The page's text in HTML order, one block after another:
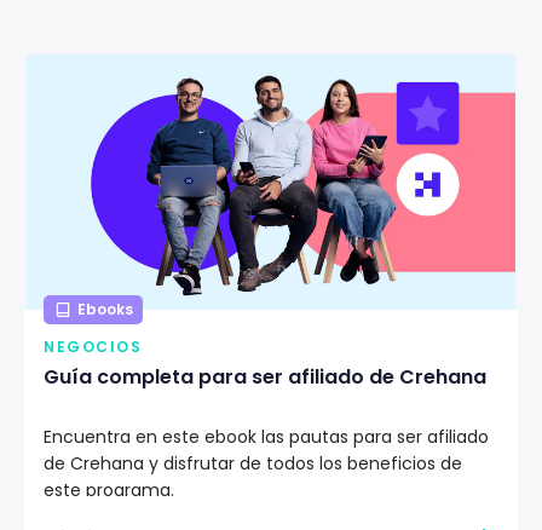
Ebooks
NEGOCIOS
Guía completa para ser afiliado de Crehana
Encuentra en este ebook las pautas para ser afiliado
de Crehana y disfrutar de todos los beneficios de
este programa.